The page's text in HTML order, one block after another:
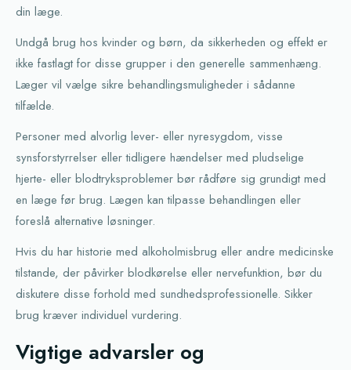
din læge.
Undgå brug hos kvinder og børn, da sikkerheden og effekt er
ikke fastlagt for disse grupper i den generelle sammenhæng.
Læger vil vælge sikre behandlingsmuligheder i sådanne
tilfælde.
Personer med alvorlig lever- eller nyresygdom, visse
synsforstyrrelser eller tidligere hændelser med pludselige
hjerte- eller blodtryksproblemer bør rådføre sig grundigt med
en læge før brug. Lægen kan tilpasse behandlingen eller
foreslå alternative løsninger.
Hvis du har historie med alkoholmisbrug eller andre medicinske
tilstande, der påvirker blodkørelse eller nervefunktion, bør du
diskutere disse forhold med sundhedsprofessionelle. Sikker
brug kræver individuel vurdering.
Vigtige advarsler og